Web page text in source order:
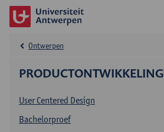
PRODUCTONTWIKKELING
Ontwerpen
User Centered Design
Bachelorproef